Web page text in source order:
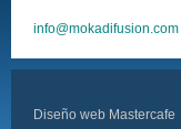
info@mokadifusion.com
Diseño web Mastercafe